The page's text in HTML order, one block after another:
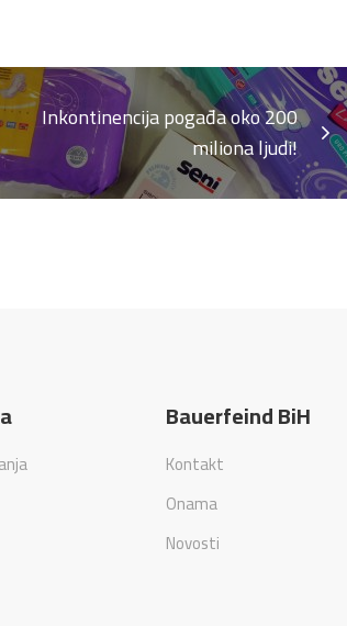
Inkontinencija pogađa oko 200
miliona ljudi!
Bauerfeind BiH
Kontakt
Onama
Novosti